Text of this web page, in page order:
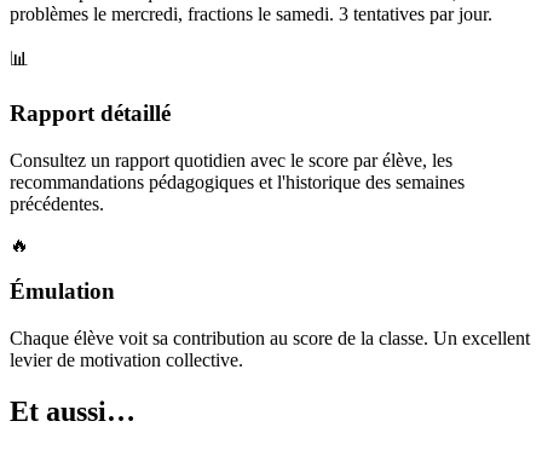
problèmes le mercredi, fractions le samedi. 3 tentatives par jour.
📊
Rapport détaillé
Consultez un rapport quotidien avec le score par élève, les
recommandations pédagogiques et l'historique des semaines
précédentes.
🔥
Émulation
Chaque élève voit sa contribution au score de la classe. Un excellent
levier de motivation collective.
Et aussi…